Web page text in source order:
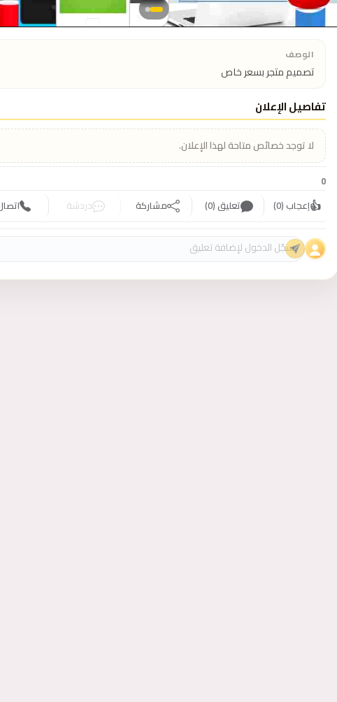
الوصف
تصميم متجر بسعر خاص
تفاصيل الإعلان
لا توجد خصائص متاحة لهذا الإعلان.
0
👍إعجاب (0) تعليق (0) مشاركة دردشة